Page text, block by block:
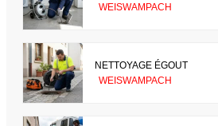
WEISWAMPACH
NETTOYAGE ÉGOUT
WEISWAMPACH